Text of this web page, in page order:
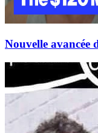
Nouvelle avancée